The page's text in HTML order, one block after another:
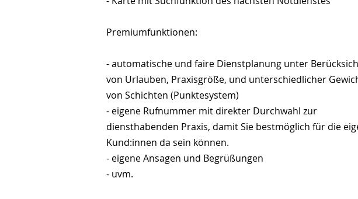
Premiumfunktionen:
- automatische und faire Dienstplanung unter
von Urlauben, Praxisgröße, und unterschiedlicher
von Schichten (Punktesystem)
- eigene Rufnummer mit direkter Durchwahl zur
diensthabenden Praxis, damit Sie bestmöglich für die
Kund:innen da sein können.
- eigene Ansagen und Begrüßungen
- uvm.